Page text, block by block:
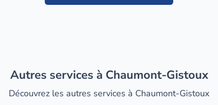
Autres services à Chaumont-Gistoux
Découvrez les autres services à Chaumont-Gistoux